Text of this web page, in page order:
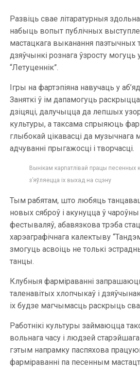
Развіць свае літаратурныя
набыць вопыт публічных
мастацкага выканання паэтычных
дзяўчынкі рознага ўзросту могуць
“Летуценнік”.
Ігры на фартэпіяна навучаць у
Заняткі ў ім дапамогуць
дзіцяці, далучыцца да лепшых
культуры, а таксама спрыяюць
глыбокай цікавасці да музычнага
адчуванні прыгажосці і творчасці.
Вынікам карпатлівай працы песенных
з’яўляецца іх выхад на сцэну
Тым рабятам, што любяць
новых сяброў і акунуцца ў чароўны
фестываляў, абавязкова трэба
харэаграфічнага калектыву
змогуць асвоіць не толькі
танцы.
Клубныя фарміраванні
таленавітых хлопчыкаў і
іх будзе магчымасць раскрыць
Работнікі культуры займаюцца
вольнага часу і людзей
гэтым напрамку паспяхова
фарміраванні па песенным